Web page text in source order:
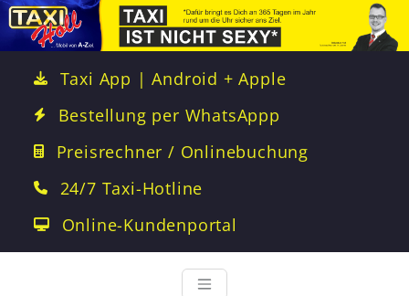
Taxi App | Android + Apple
Bestellung per WhatsAppp
Preisrechner / Onlinebuchung
24/7 Taxi-Hotline
Online-Kundenportal